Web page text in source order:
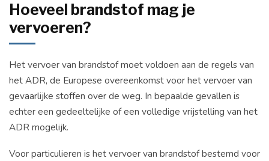
Hoeveel brandstof mag je
vervoeren?
Het vervoer van brandstof moet voldoen aan de regels van
het ADR, de Europese overeenkomst voor het vervoer van
gevaarlijke stoffen over de weg. In bepaalde gevallen is
echter een gedeeltelijke of een volledige vrijstelling van het
ADR mogelijk.
Voor particulieren is het vervoer van brandstof bestemd voor